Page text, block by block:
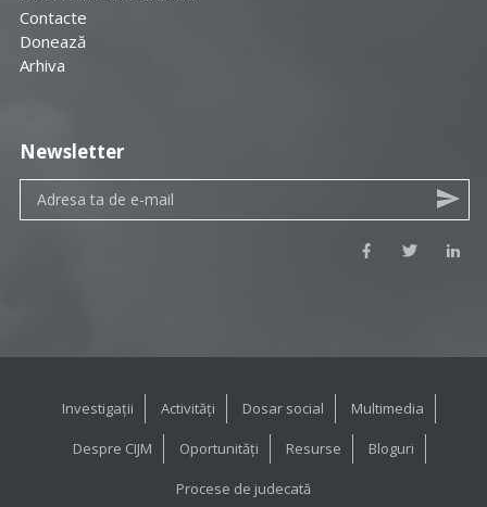
Contacte
Donează
Arhiva
Newsletter
Investigații Activități Dosar social Multimedia
Despre CIJM Oportunități Resurse Bloguri
Procese de judecată